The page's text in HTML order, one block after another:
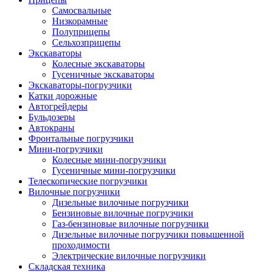
Самосвальные
Низкорамные
Полуприцепы
Сельхозприцепы
Экскаваторы
Колесные экскаваторы
Гусеничные экскаваторы
Экскаваторы-погрузчики
Катки дорожные
Автогрейдеры
Бульдозеры
Автокраны
Фронтальные погрузчики
Мини-погрузчики
Колесные мини-погрузчики
Гусеничные мини-погрузчики
Телескопические погрузчики
Вилочные погрузчики
Дизельные вилочные погрузчики
Бензиновые вилочные погрузчики
Газ-бензиновые вилочные погрузчики
Дизельные вилочные погрузчики повышенной
проходимости
Электрические вилочные погрузчики
Складская техника